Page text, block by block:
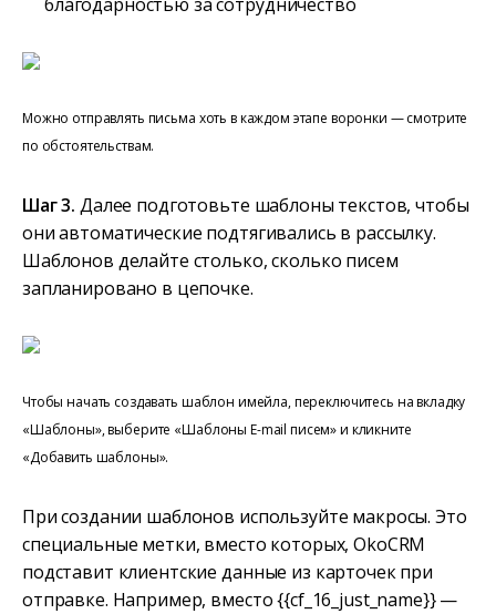
Можно отправлять письма хоть в каждом этапе воронки — смотрите
по обстоятельствам.
Шаг 3. Далее подготовьте шаблоны текстов, чтобы
они автоматические подтягивались в рассылку.
Шаблонов делайте столько, сколько писем
запланировано в цепочке.
Чтобы начать создавать шаблон имейла, переключитесь на вкладку
«Шаблоны», выберите «Шаблоны E-mail писем» и кликните
«Добавить шаблоны».
При создании шаблонов используйте макросы. Это
специальные метки, вместо которых, OkoCRM
подставит клиентские данные из карточек при
отправке. Например, вместо {{cf_16_just_name}} —